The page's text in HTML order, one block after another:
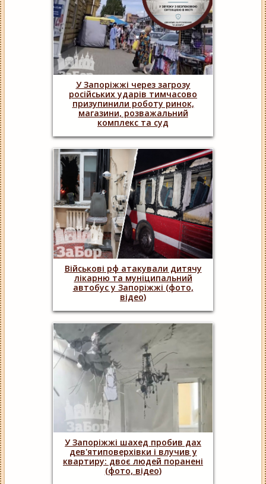
У Запоріжжі через загрозу
російських ударів тимчасово
призупинили роботу ринок,
магазини, розважальний
комплекс та суд
Військові рф атакували дитячу
лікарню та муніципальний
автобус у Запоріжжі (фото,
відео)
У Запоріжжі шахед пробив дах
дев'ятиповерхівки і влучив у
квартиру: двоє людей поранені
(фото, відео)